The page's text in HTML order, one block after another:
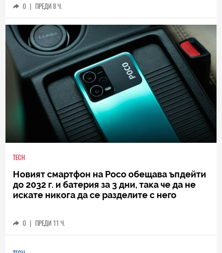
0 | ПРЕДИ 8 Ч.
TECH
Новият смартфон на Poco обещава ъпдейти
до 2032 г. и батерия за 3 дни, така че да не
искате никога да се разделите с него
0 | ПРЕДИ 11 Ч.